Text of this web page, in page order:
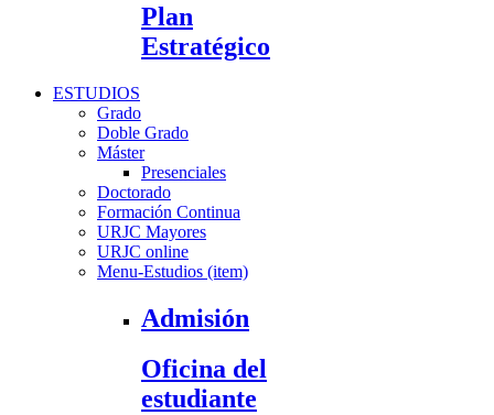
Plan
Estratégico
ESTUDIOS
Grado
Doble Grado
Máster
Presenciales
Doctorado
Formación Continua
URJC Mayores
URJC online
Menu-Estudios (item)
Admisión
Oficina del
estudiante